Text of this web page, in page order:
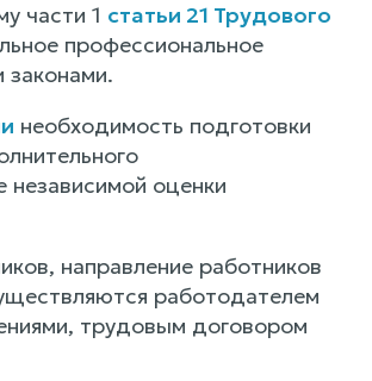
части 1 статьи 21 Трудового
профессиональное
необходимость подготовки
независимой оценки
направление работников
работодателем
трудовым договором